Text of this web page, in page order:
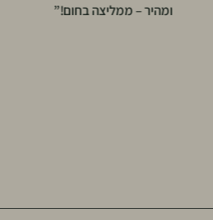
ומהיר – ממליצה בחום!”